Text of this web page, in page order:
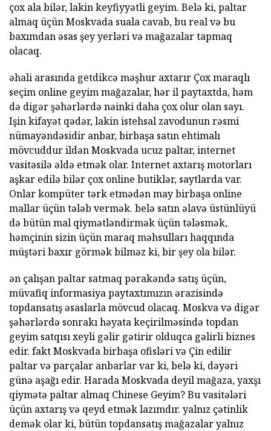
çox ala bilər, lakin keyfiyyətli geyim. Belə ki, paltar
almaq üçün Moskvada suala cavab, bu real və bu
baxımdan əsas şey yerləri və mağazalar tapmaq
olacaq.
əhali arasında getdikcə məşhur axtarır Çox maraqlı
seçim online geyim mağazalar, hər il paytaxtda, həm
də digər şəhərlərdə nəinki daha çox olur olan sayı.
Işin kifayət qədər, lakin istehsal zavodunun rəsmi
nümayəndəsidir anbar, birbaşa satın ehtimalı
mövcuddur ildən Moskvada ucuz paltar, internet
vasitəsilə əldə etmək olar. Internet axtarış motorları
aşkar edilə bilər çox online butiklər, saytlarda var.
Onlar kompüter tərk etmədən may birbaşa online
mallar üçün tələb vermək. belə satın əlavə üstünlüyü
də bütün mal qiymətləndirmək üçün tələsmək,
həmçinin sizin üçün maraq məhsulları haqqında
müştəri baxır görmək bilməz ki, bir şey ola bilər.
ən çalışan paltar satmaq pərakəndə satış üçün,
müvafiq informasiya paytaxtımızın ərazisində
topdansatış əsaslarla mövcud olacaq. Moskva və digər
şəhərlərdə sonrakı həyata keçirilməsində topdan
geyim satqısı xeyli gəlir gətirir olduqca gəlirli biznes
edir. fakt Moskvada birbaşa ofisləri və Çin edilir
paltar və parçalar anbarlar var ki, belə ki, dəyəri
günə aşağı edir. Harada Moskvada deyil mağaza, yaxşı
qiymətə paltar almaq Chinese Geyim? Bu vasitələri
üçün axtarış və qeyd etmək lazımdır. yalnız çətinlik
demək olar ki, bütün topdansatış mağazalar yalnız